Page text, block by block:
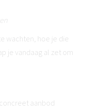
wachten, hoe je die
je vandaag al zet om
aanbod